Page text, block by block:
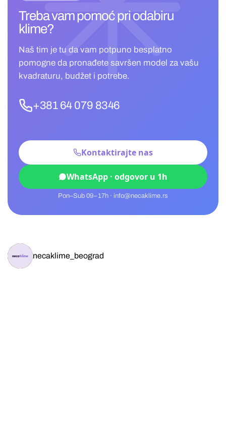
Treba vam pomoć priodabiru
klime?
Naš tim je tu da vam potpuno besplatno
pomogne da pronađete savršen model za vašu
kvadraturu, budžet i potrebe.
+381 64 079 8346
Kontaktirajte nas
WhatsApp · odgovor u 1h
Pon–Sub 09–17h · info@necaklime.rs
necaklime_beograd